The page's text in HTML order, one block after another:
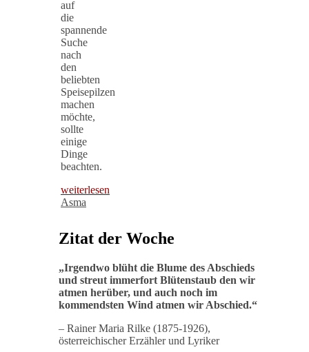
auf
die
spannende
Suche
nach
den
beliebten
Speisepilzen
machen
möchte,
sollte
einige
Dinge
beachten.
weiterlesen
Asma
Zitat der Woche
„Irgendwo blüht die Blume des Abschieds
und streut immerfort Blütenstaub den wir
atmen herüber, und auch noch im
kommendsten Wind atmen wir Abschied.“
– Rainer Maria Rilke (1875-1926),
österreichischer Erzähler und Lyriker